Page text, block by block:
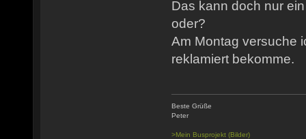
Das kann doch nur
oder?
Am Montag versuche
reklamiert bekomme.
Beste Grüße
Peter
>Mein Busprojekt (Bilder)